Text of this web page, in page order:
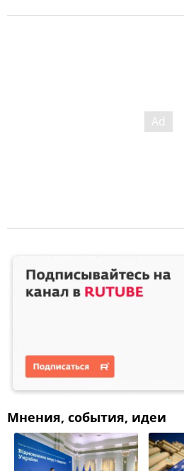
Мнения, события, идеи